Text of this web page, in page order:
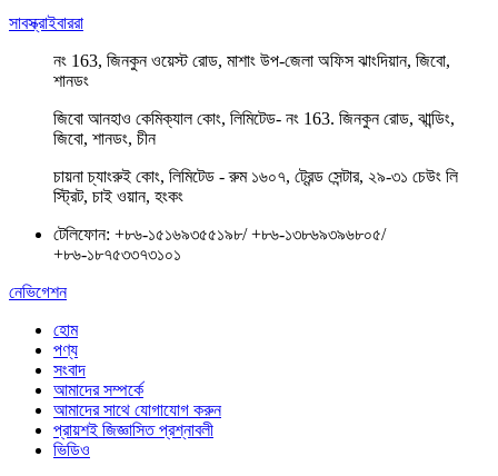
সাবস্ক্রাইবাররা
নং 163, জিনকুন ওয়েস্ট রোড, মাশাং উপ-জেলা অফিস ঝাংদিয়ান, জিবো,
শানডং
জিবো আনহাও কেমিক্যাল কোং, লিমিটেড- নং 163. জিনকুন রোড, ঝান্ডিং,
জিবো, শানডং, চীন
চায়না চ্যাংরুই কোং, লিমিটেড - রুম ১৬০৭, ট্রেন্ড সেন্টার, ২৯-৩১ চেউং লি
স্ট্রিট, চাই ওয়ান, হংকং
টেলিফোন: +৮৬-১৫১৬৯৩৫৫১৯৮/+৮৬-১৩৮৬৯৩৯৬৮০৫/
+৮৬-১৮৭৫৩৩৭৩১০১
নেভিগেশন
হোম
পণ্য
সংবাদ
আমাদের সম্পর্কে
আমাদের সাথে যোগাযোগ করুন
প্রায়শই জিজ্ঞাসিত প্রশ্নাবলী
ভিডিও